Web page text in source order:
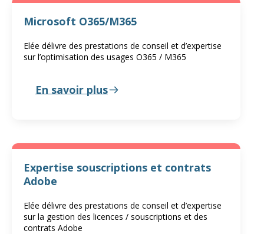
Microsoft O365/M365
Elée délivre des prestations de conseil et d’expertise
sur l’optimisation des usages O365 / M365
En savoir plus
Expertise souscriptions et contrats
Adobe
Elée délivre des prestations de conseil et d’expertise
sur la gestion des licences / souscriptions et des
contrats Adobe